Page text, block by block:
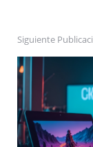
Siguiente